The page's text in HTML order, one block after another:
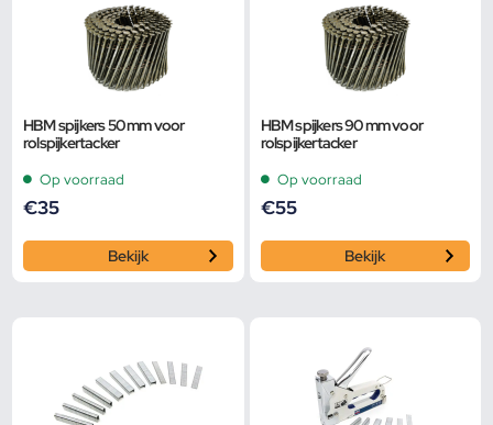
HBM spijkers 50 mm voor
rolspijkertacker
Op voorraad
€35
Bekijk
HBM spijkers 90 mm voor
rolspijkertacker
Op voorraad
€55
Bekijk